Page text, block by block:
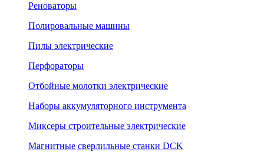
Реноваторы
Полировальные машины
Пилы электрические
Перфораторы
Отбойные молотки электрические
Наборы аккумуляторного инструмента
Миксеры строительные электрические
Магнитные сверлильные станки DCK